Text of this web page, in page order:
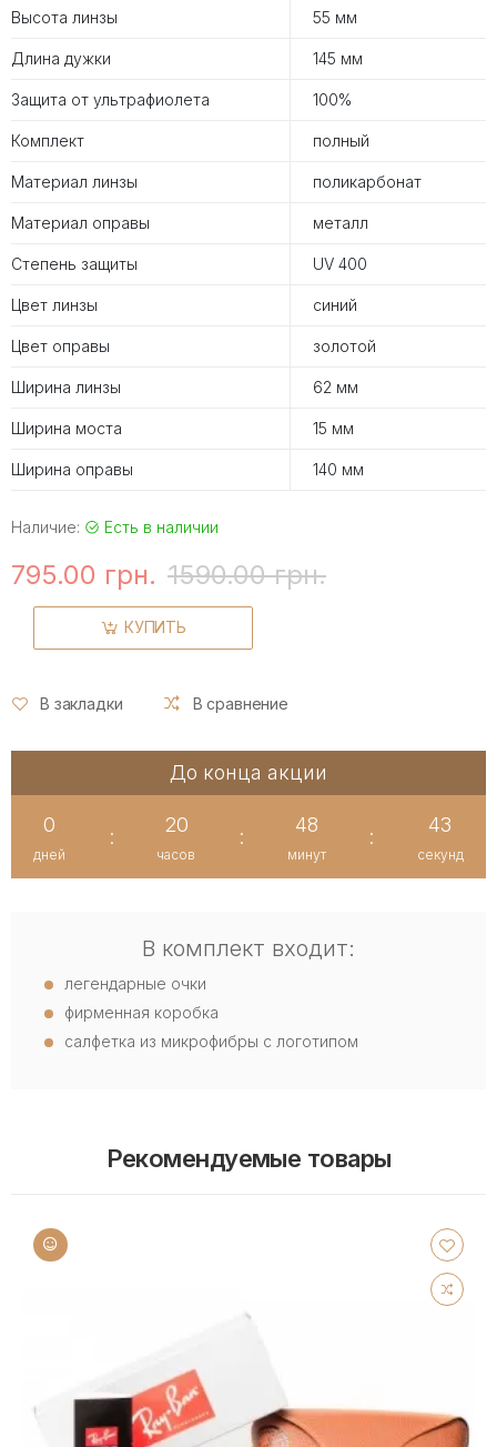
Высота линзы 55 мм
Длина дужки 145 мм
Защита от ультрафиолета 100%
Комплект полный
Материал линзы поликарбонат
Материал оправы металл
Степень защиты UV 400
Цвет линзы синий
Цвет оправы золотой
Ширина линзы 62 мм
Ширина моста 15 мм
Ширина оправы 140 мм
Наличие: Есть в наличии
795.00 грн. 1590.00 грн.
КУПИТЬ
В закладки В сравнение
До конца акции
0
дней
:
20
часов
:
48
минут
:
43
секунд
В комплект входит:
легендарные очки
фирменная коробка
салфетка из микрофибры с логотипом
Рекомендуемые товары